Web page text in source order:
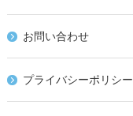
お問い合わせ
プライバシーポリシー